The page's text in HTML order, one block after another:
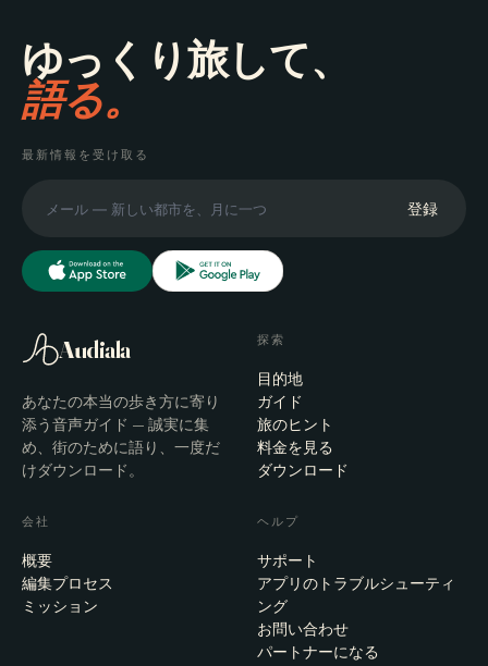
ゆっくり旅して、
語る。
最新情報を受け取る
登録
Audiala
あなたの本当の歩き方に寄り
添う音声ガイド — 誠実に集
め、街のために語り、一度だ
けダウンロード。
探索
目的地
ガイド
旅のヒント
料金を見る
ダウンロード
会社
概要
編集プロセス
ミッション
ヘルプ
サポート
アプリのトラブルシューティ
ング
お問い合わせ
パートナーになる